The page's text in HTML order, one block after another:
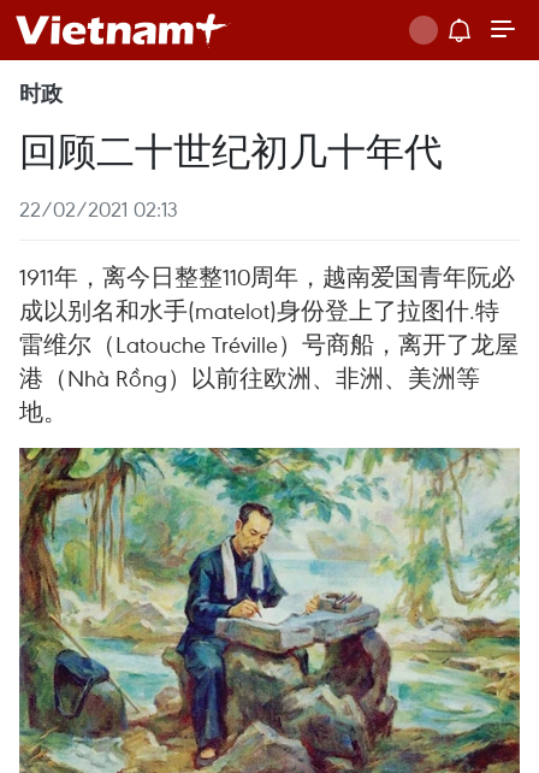
时政
回顾二十世纪初几十年代
22/02/2021 02:13
1911年，离今日整整110周年，越南爱国青年阮必
成以别名和水手(matelot)身份登上了拉图什.特
雷维尔（Latouche Tréville）号商船，离开了龙屋
港（Nhà Rồng）以前往欧洲、非洲、美洲等
地。